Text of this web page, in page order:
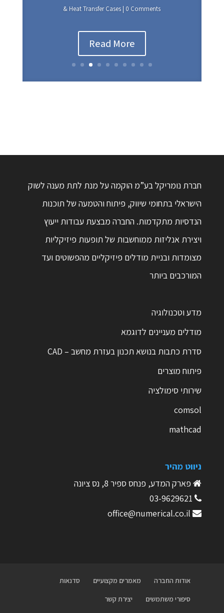
& Heat Transfer Cases | 0 Comments
Read More
חברת נומריקל בע”מ הוקמה על מנת לתת מענה לשוק
הישראלי בתחומי שיווק, פיתוח והטמעה של תוכנות
הנדסיות מתקדמות. החברה מבצעת עבודות ייעוץ
ויצירת אנליזות ממוחשבות של תופעות פיזיקליות
מצומדות ובניית מודלים פיזיקליים מהפשוטים ועד
המורכבים ביותר
מדע וטכנולוגיה
מודלים מעניינים לדוגמא
סדרת כתבות בנושא תכנון בעזרת מחשב – CAD
פיתוח מוצרים
שירותי סימולציה
comsol
mathcad
ניווט מהיר
פארק המדע, פנחס ספיר 8, נס ציונה
03-9629621
office@numerical.co.il
אודות החברה מאמרים מקצועיים סדנאות
סיפורי משתמשים יצירת קשר